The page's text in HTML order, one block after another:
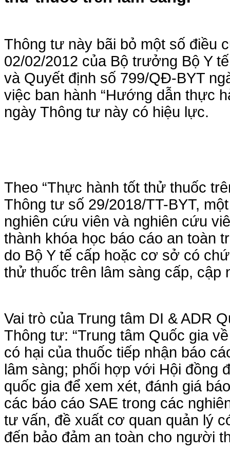
Thông tư này bãi bỏ một số điều
02/02/2012 của Bộ trưởng Bộ Y
và Quyết định số 799/QĐ-BYT
việc ban hành “Hướng dẫn thực
ngày Thông tư này có hiệu lực.
Theo “Thực hành tốt thử thuốc
Thông tư số 29/2018/TT-BYT,
nghiên cứu viên và nghiên cứu
thành khóa học báo cáo an toàn
do Bộ Y tế cấp hoặc cơ sở có
thử thuốc trên lâm sàng cấp, cập
Vai trò của Trung tâm DI & ADR
Thông tư: “Trung tâm Quốc gia
có hại của thuốc tiếp nhận báo
lâm sàng; phối hợp với Hội đồng
quốc gia để xem xét, đánh giá
các báo cáo SAE trong các
tư vấn, đề xuất cơ quan quản lý
đến bảo đảm an toàn cho người